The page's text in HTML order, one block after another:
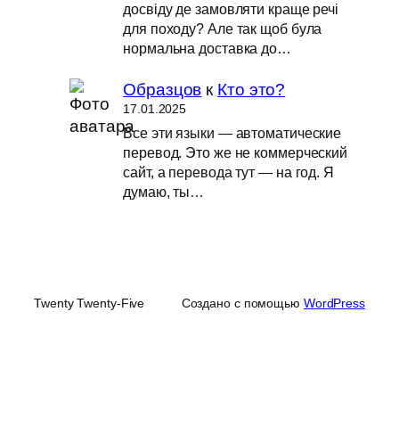
досвіду де замовляти краще речі
для походу? Але так щоб була
нормальна доставка до…
Образцов к Кто это?
17.01.2025
Все эти языки — автоматические
перевод. Это же не коммерческий
сайт, а перевода тут — на год. Я
думаю, ты…
Twenty Twenty-Five Создано с помощью WordPress